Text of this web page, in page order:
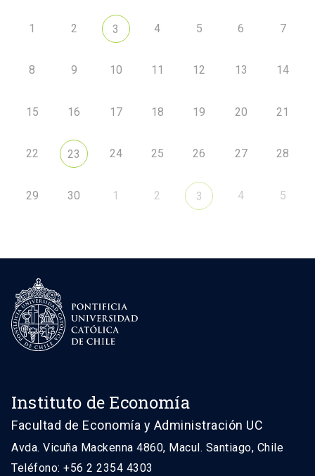
1 2 3 4 5 6 7
8 9 10 11 12 13 14
15 16 17 18 19 20 21
22 23 24 25 26 27 28
29 30 1 2 3 4 5
Instituto de Economía
Facultad de Economía y Administración UC
Avda. Vicuña Mackenna 4860, Macul. Santiago, Chile
Teléfono: +56 2 2354 4303